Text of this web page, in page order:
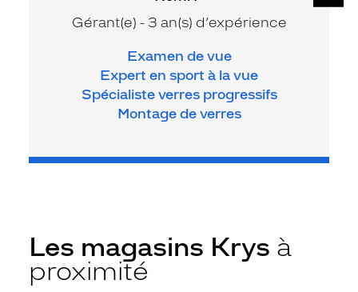
Gérant(e) - 3 an(s) d’expérience
Examen de vue
Expert en sport à la vue
Spécialiste verres progressifs
Montage de verres
Les magasins Krys à
proximité